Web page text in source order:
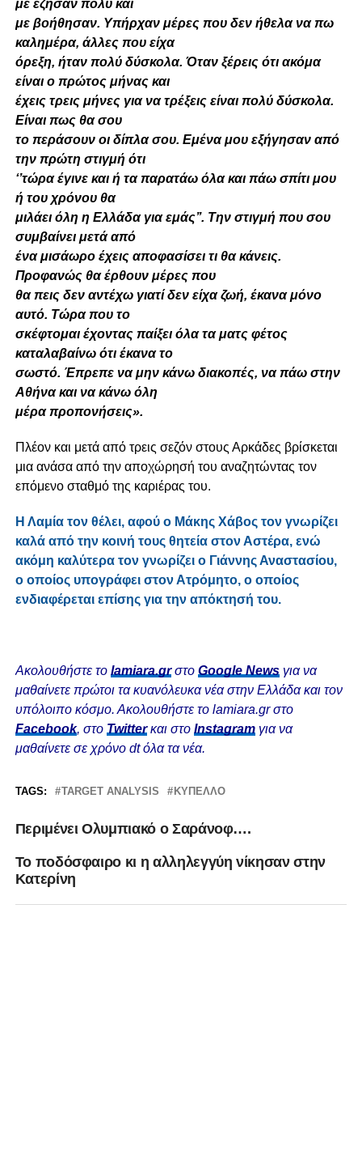
με έζησαν πολύ και
με βοήθησαν. Υπήρχαν μέρες που δεν ήθελα να πω
καλημέρα, άλλες που είχα
όρεξη, ήταν πολύ δύσκολα. Όταν ξέρεις ότι ακόμα
είναι ο πρώτος μήνας και
έχεις τρεις μήνες για να τρέξεις είναι πολύ δύσκολα.
Είναι πως θα σου
το περάσουν οι δίπλα σου. Εμένα μου εξήγησαν από
την πρώτη στιγμή ότι
‘’τώρα έγινε και ή τα παρατάω όλα και πάω σπίτι μου
ή του χρόνου θα
μιλάει όλη η Ελλάδα για εμάς’’. Την στιγμή που σου
συμβαίνει μετά από
ένα μισάωρο έχεις αποφασίσει τι θα κάνεις.
Προφανώς θα έρθουν μέρες που
θα πεις δεν αντέχω γιατί δεν είχα ζωή, έκανα μόνο
αυτό. Τώρα που το
σκέφτομαι έχοντας παίξει όλα τα ματς φέτος
καταλαβαίνω ότι έκανα το
σωστό. Έπρεπε να μην κάνω διακοπές, να πάω στην
Αθήνα και να κάνω όλη
μέρα προπονήσεις».
Πλέον και μετά από τρεις σεζόν στους Αρκάδες βρίσκεται
μια ανάσα από την αποχώρησή του αναζητώντας τον
επόμενο σταθμό της καριέρας του.
Η Λαμία τον θέλει, αφού ο Μάκης Χάβος τον γνωρίζει
καλά από την κοινή τους θητεία στον Αστέρα, ενώ
ακόμη καλύτερα τον γνωρίζει ο Γιάννης Αναστασίου,
ο οποίος υπογράφει στον Ατρόμητο, ο οποίος
ενδιαφέρεται επίσης για την απόκτησή του.
Ακολουθήστε το lamiara.grστο Google Newsγια να
μαθαίνετε πρώτοι τα κυανόλευκα νέα στην Ελλάδα και τον
υπόλοιπο κόσμο. Ακολουθήστε το lamiara.gr στο
Facebook, στο Twitterκαι στο Instagram για να
μαθαίνετε σε χρόνο dt όλα τα νέα.
TAGS: TARGET ANALYSIS ΚΎΠΕΛΛΟ
Περιμένει Ολυμπιακό ο Σαράνοφ….
Το ποδόσφαιρο κι η αλληλεγγύη νίκησαν στην
Κατερίνη